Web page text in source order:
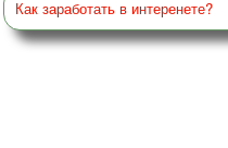
Как заработать в интеренете?